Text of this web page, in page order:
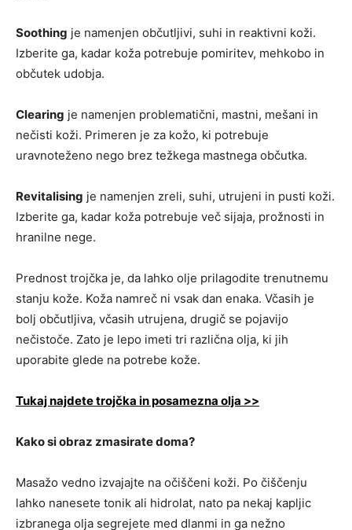
Soothing je namenjen občutljivi, suhi in reaktivni koži.
Izberite ga, kadar koža potrebuje pomiritev, mehkobo in
občutek udobja.
Clearing je namenjen problematični, mastni, mešani in
nečisti koži. Primeren je za kožo, ki potrebuje
uravnoteženo nego brez težkega mastnega občutka.
Revitalising je namenjen zreli, suhi, utrujeni in pusti koži.
Izberite ga, kadar koža potrebuje več sijaja, prožnosti in
hranilne nege.
Prednost trojčka je, da lahko olje prilagodite trenutnemu
stanju kože. Koža namreč ni vsak dan enaka. Včasih je
bolj občutljiva, včasih utrujena, drugič se pojavijo
nečistoče. Zato je lepo imeti tri različna olja, ki jih
uporabite glede na potrebe kože.
Tukaj najdete trojčka in posamezna olja >>
Kako si obraz zmasirate doma?
Masažo vedno izvajajte na očiščeni koži. Po čiščenju
lahko nanesete tonik ali hidrolat, nato pa nekaj kapljic
izbranega olja segrejete med dlanmi in ga nežno